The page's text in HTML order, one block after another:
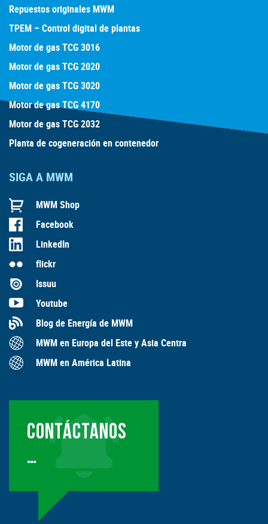
Repuestos originales MWM
TPEM – Control digital de plantas
Motor de gas TCG 3016
Motor de gas TCG 2020
Motor de gas TCG 3020
Motor de gas TCG 4170
Motor de gas TCG 2032
Planta de cogeneración en contenedor
SIGA A MWM
MWM Shop
Facebook
LinkedIn
flickr
Issuu
Youtube
Blog de Energía de MWM
MWM en Europa del Este y Asia Centra
MWM en América Latina
CONTÁCTANOS
…